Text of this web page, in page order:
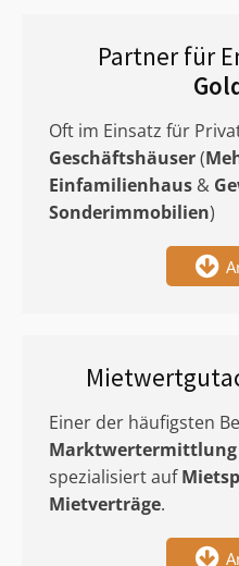
Partner für
Oft im Einsatz für
Geschäftshäuser(
Einfamilienhaus &
Sonderimmobilien)
Einer der häufigsten
Marktwertermittlung
spezialisiert auf
Mietverträge.